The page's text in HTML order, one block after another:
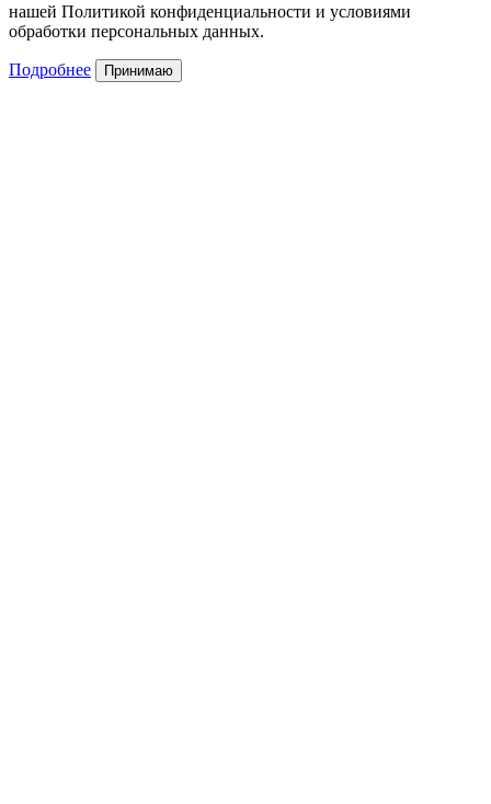
нашей Политикой конфиденциальности и условиями
обработки персональных данных.
Подробнее Принимаю